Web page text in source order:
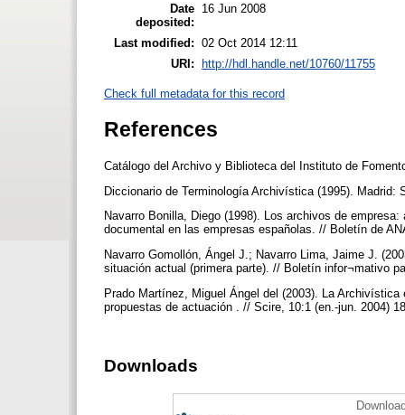
Date
deposited:
16 Jun 2008
Last modified: 02 Oct 2014 12:11
URI:
http://hdl.handle.net/10760/11755
Check full metadata for this record
References
Catálogo del Archivo y Biblioteca del Instituto de
Diccionario de Terminología Archivística (1995).
Navarro Bonilla, Diego (1998). Los archivos de
documental en las empresas españolas. // Boletín de
Navarro Gomollón, Ángel J.; Navarro Lima, Jaime J.
situación actual (primera parte). // Boletín infor¬mativo
Prado Martínez, Miguel Ángel del (2003). La
propuestas de actuación . // Scire, 10:1 (en.-jun. 2004)
Downloads